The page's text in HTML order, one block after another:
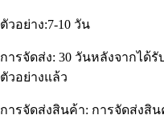
ตัวอย่าง:7-10 วัน
การจัดส่ง: 30 วันหลังจากได้
ตัวอย่างแล้ว
การจัดส่งสินค้า: การจัดส่งสิน